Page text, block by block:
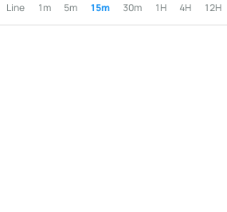
Line 1m 5m 15m 30m 1H 4H 12H